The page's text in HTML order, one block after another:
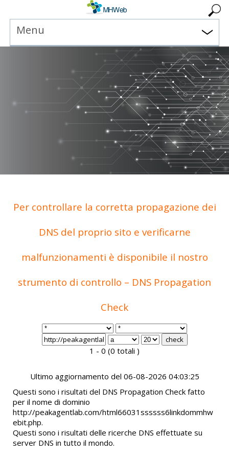
Menu
Per controllare la corretta propagazione dei
DNS del proprio sito e verificarne
malfunzionamenti è disponibile il nostro
strumento di controllo – DNS Propagation
Check
1 - 0 (0 totali )
Ultimo aggiornamento del 06-08-2026 04:03:25
Questi sono i risultati del DNS Propagation Check fatto
per il nome di dominio
http://peakagentlab.com/html66031ssssss6linkdommhw
ebit.php.
Questi sono i risultati delle ricerche DNS effettuate su
server DNS in tutto il mondo.